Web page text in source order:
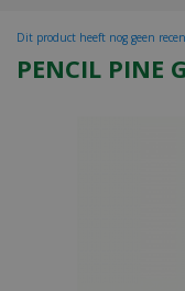
PENCIL PINE
Dit product heeft nog geen